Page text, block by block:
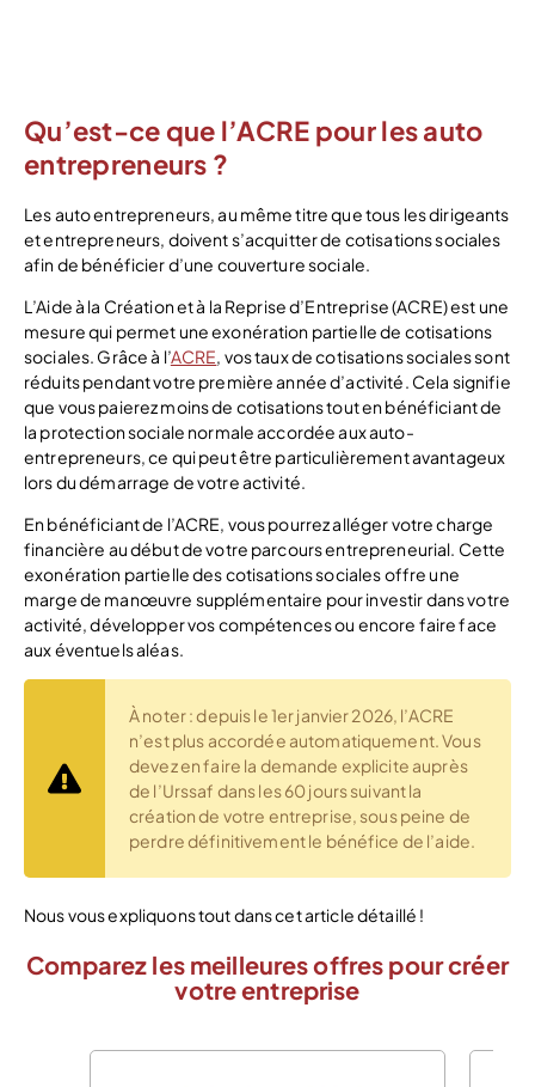
Qu’est-ce que l’ACRE pour les auto
entrepreneurs ?
Les auto entrepreneurs, au même titre que tous les dirigeants
et entrepreneurs, doivent s’acquitter de cotisations sociales
afin de bénéficier d’une couverture sociale.
L’Aide à la Création et à la Reprise d’Entreprise (ACRE) est une
mesure qui permet une exonération partielle de cotisations
sociales. Grâce à l’ACRE, vos taux de cotisations sociales sont
réduits pendant votre première année d’activité. Cela signifie
que vous paierez moins de cotisations tout en bénéficiant de
la protection sociale normale accordée aux auto-
entrepreneurs, ce qui peut être particulièrement avantageux
lors du démarrage de votre activité.
En bénéficiant de l’ACRE, vous pourrez alléger votre charge
financière au début de votre parcours entrepreneurial. Cette
exonération partielle des cotisations sociales offre une
marge de manœuvre supplémentaire pour investir dans votre
activité, développer vos compétences ou encore faire face
aux éventuels aléas.
À noter : depuis le 1er janvier 2026, l’ACRE
n’est plus accordée automatiquement. Vous
devez en faire la demande explicite auprès
de l’Urssaf dans les 60 jours suivant la
création de votre entreprise, sous peine de
perdre définitivement le bénéfice de l’aide.
Nous vous expliquons tout dans cet article détaillé !
Comparez les meilleures offres pour créer
votre entreprise